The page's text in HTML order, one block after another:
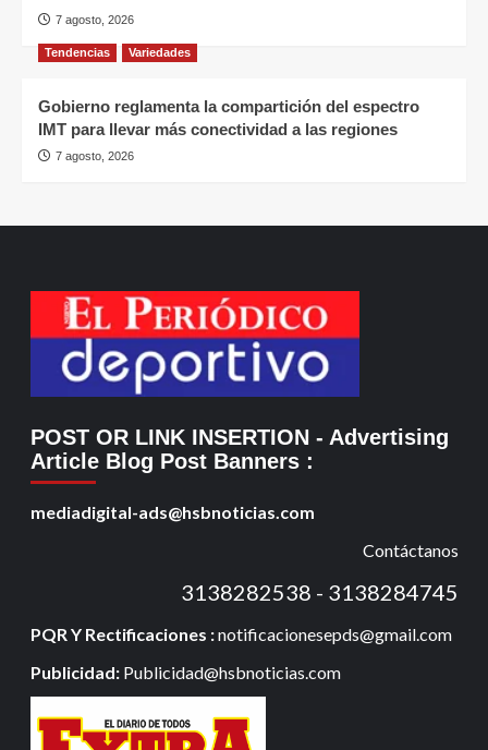
7 agosto, 2026
Tendencias Variedades
Gobierno reglamenta la compartición del espectro
IMT para llevar más conectividad a las regiones
7 agosto, 2026
POST OR LINK INSERTION - Advertising
Article Blog Post Banners :
mediadigital-ads@hsbnoticias.com
Contáctanos
3138282538 - 3138284745
PQR Y Rectificaciones :notificacionesepds@gmail.com
Publicidad: Publicidad@hsbnoticias.com